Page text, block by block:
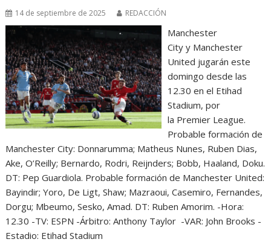
14 de septiembre de 2025 REDACCIÓN
Manchester
City y Manchester
United jugarán este
domingo desde las
12.30 en el Etihad
Stadium, por
la Premier League.
Probable formación de
Manchester City: Donnarumma; Matheus Nunes, Ruben Dias,
Ake, O’Reilly; Bernardo, Rodri, Reijnders; Bobb, Haaland, Doku.
DT: Pep Guardiola. Probable formación de Manchester United:
Bayindir; Yoro, De Ligt, Shaw; Mazraoui, Casemiro, Fernandes,
Dorgu; Mbeumo, Sesko, Amad. DT: Ruben Amorim. -Hora:
12.30 -TV: ESPN -Árbitro: Anthony Taylor -VAR: John Brooks -
Estadio: Etihad Stadium